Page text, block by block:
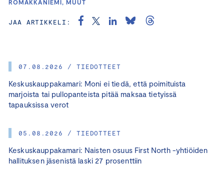
07.08.2026 / TIEDOTTEET
Keskuskauppakamari: Moni ei tiedä, että poimituista
marjoista tai pullopanteista pitää maksaa tietyissä
tapauksissa verot
05.08.2026 / TIEDOTTEET
Keskuskauppakamari: Naisten osuus First North -yhtiöiden
hallituksen jäsenistä laski 27 prosenttiin
ROMAKKANIEMI, MUUT
JAA ARTIKKELI: